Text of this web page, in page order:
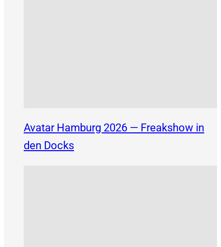
Avatar Hamburg 2026 — Freakshow in
den Docks